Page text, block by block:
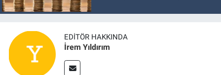
EDITÖR HAKKINDA
İrem Yıldırım